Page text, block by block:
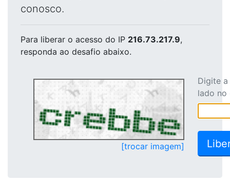
conosco.
Para liberar o acesso do IP 216.73.217.9,
responda ao desafio abaixo.
[trocar imagem]
Digite
lado no